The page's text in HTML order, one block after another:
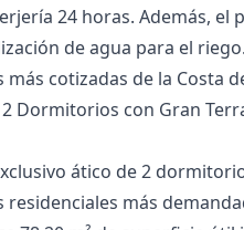
24 horas. Además,
‌de ‌agua ‌para el
‌más ‌cotizadas ‌de ‌la ‌Costa
Dormitorios con Gran
ático de 2
residenciales más